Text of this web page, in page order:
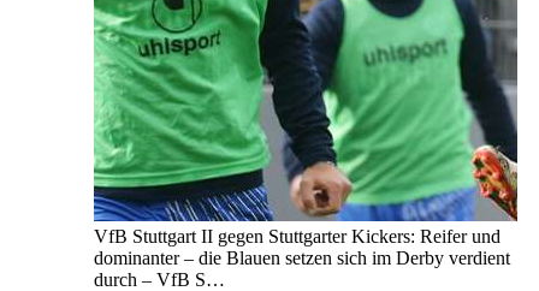
VfB Stuttgart II gegen Stuttgarter Kickers: Reifer und
dominanter – die Blauen setzen sich im Derby verdient
durch – VfB S…